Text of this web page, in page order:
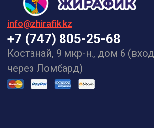
info@zhirafik.kz
+7 (747) 805-25-68
Костанай, 9 мкр-н., дом 6 (вход
через Ломбард)